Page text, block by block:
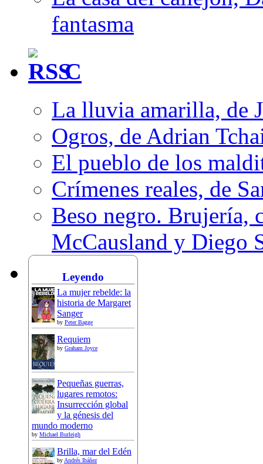
fantasma
C
La lluvia amarilla, de
Ogros, de Adrian
El pueblo de los
Crímenes reales, de
Beso negro. Brujería,
McCausland y Diego
Leyendo
La mujer rebelde: la
historia de Margaret
Sanger
by Peter Bagge
Requiem
by Graham Joyce
Pequeñas guerras,
lugares remotos:
Insurrección global
y la génesis del
mundo moderno
by Michael Burleigh
Brilla, mar del Edén
by Andrés Ibáñez